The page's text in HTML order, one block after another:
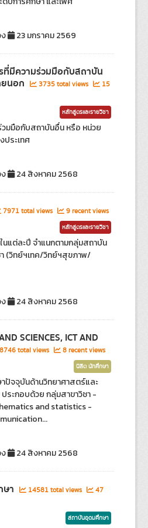
ง 23 มกราคม 2569
มีความร่วมมือกับสถาบัน
นอก 3735 total views
15
หลักสูตรและรายวิชา
มมือกับสถาบันอื่น หรือ หน่วย
ประเทศ
ง 24 สิงหาคม 2568
7971 total views 9 recent views
หลักสูตรและรายวิชา
แต่ละปี จำแนกตามกลุ่มสถาบัน
า (วิทย์ฯเทค/วิทย์ฯสุขภาพ/
ง 24 สิงหาคม 2568
SCIENCES, ICT AND
8746 total views 8 recent views
นิสิต นักศึกษา
ปัจจุบันด้านวิทยาศาสตร์และ
ประกอบด้วย กลุ่มสาขาวิชา -
and statistics -
ง 24 สิงหาคม 2568
า 14581 total views
47
สถาบันอุดมศึกษา